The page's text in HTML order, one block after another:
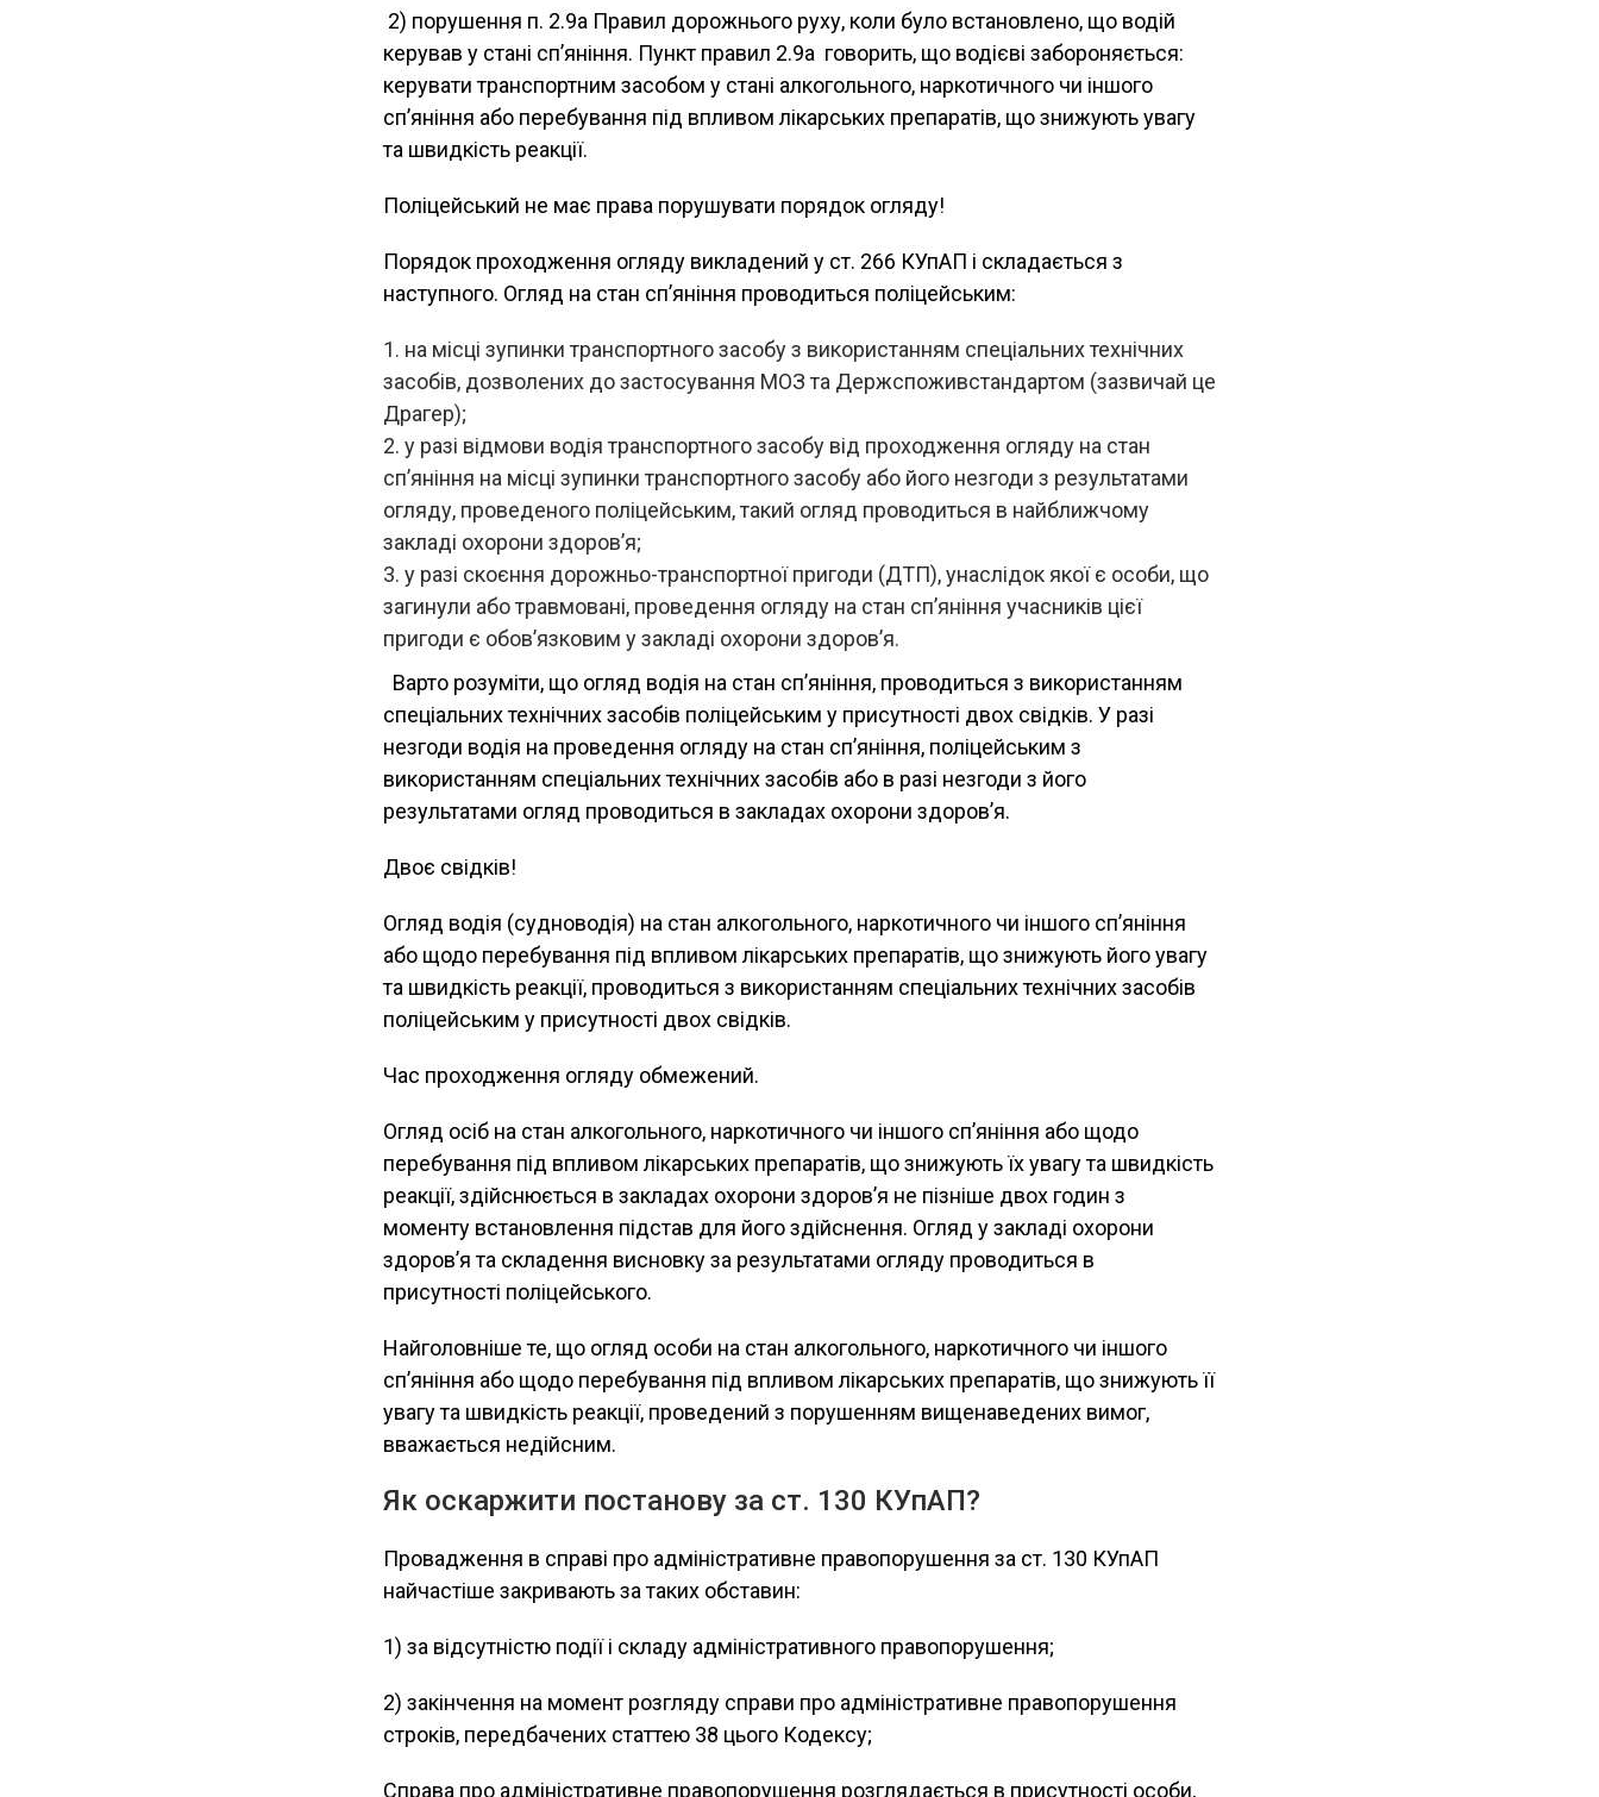
2) порушення п. 2.9а Правил дорожнього руху, коли було встановлено, що водій
керував у стані сп’яніння. Пункт правил 2.9а говорить, що водієві забороняється:
керувати транспортним засобом у стані алкогольного, наркотичного чи іншого
сп’яніння або перебування під впливом лікарських препаратів, що знижують увагу
та швидкість реакції.
Поліцейський не має права порушувати порядок огляду!
Порядок проходження огляду викладений у ст. 266 КУпАП і складається з
наступного. Огляд на стан сп’яніння проводиться поліцейським:
на місці зупинки транспортного засобу з використанням спеціальних технічних
засобів, дозволених до застосування МОЗ та Держспоживстандартом (зазвичай це
Драгер);
у разі відмови водія транспортного засобу від проходження огляду на стан
сп’яніння на місці зупинки транспортного засобу або його незгоди з результатами
огляду, проведеного поліцейським, такий огляд проводиться в найближчому
закладі охорони здоров’я;
у разі скоєння дорожньо-транспортної пригоди (ДТП), унаслідок якої є особи, що
загинули або травмовані, проведення огляду на стан сп’яніння учасників цієї
пригоди є обов’язковим у закладі охорони здоров’я.
Варто розуміти, що огляд водія на стан сп’яніння, проводиться з використанням
спеціальних технічних засобів поліцейським у присутності двох свідків. У разі
незгоди водія на проведення огляду на стан сп’яніння, поліцейським з
використанням спеціальних технічних засобів або в разі незгоди з його
результатами огляд проводиться в закладах охорони здоров’я.
Двоє свідків!
Огляд водія (судноводія) на стан алкогольного, наркотичного чи іншого сп’яніння
або щодо перебування під впливом лікарських препаратів, що знижують його увагу
та швидкість реакції, проводиться з використанням спеціальних технічних засобів
поліцейським у присутності двох свідків.
Час проходження огляду обмежений.
Огляд осіб на стан алкогольного, наркотичного чи іншого сп’яніння або щодо
перебування під впливом лікарських препаратів, що знижують їх увагу та швидкість
реакції, здійснюється в закладах охорони здоров’я не пізніше двох годин з
моменту встановлення підстав для його здійснення. Огляд у закладі охорони
здоров’я та складення висновку за результатами огляду проводиться в
присутності поліцейського.
Найголовніше те, що огляд особи на стан алкогольного, наркотичного чи іншого
сп’яніння або щодо перебування під впливом лікарських препаратів, що знижують її
увагу та швидкість реакції, проведений з порушенням вищенаведених вимог,
вважається недійсним.
Як оскаржити постанову за ст. 130 КУпАП?
Провадження в справі про адміністративне правопорушення за ст. 130 КУпАП
найчастіше закривають за таких обставин:
1) за відсутністю події і складу адміністративного правопорушення;
2) закінчення на момент розгляду справи про адміністративне правопорушення
строків, передбачених статтею 38 цього Кодексу;
Справа про адміністративне правопорушення розглядається в присутності особи,